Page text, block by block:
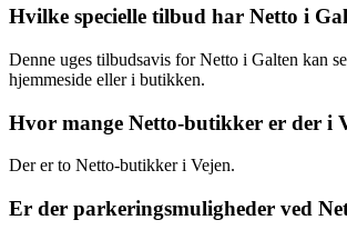
Hvilke specielle tilbud har Netto i
Denne uges tilbudsavis for Netto i Galten kan
hjemmeside eller i butikken.
Hvor mange Netto-butikker er der i
Der er to Netto-butikker i Vejen.
Er der parkeringsmuligheder ved